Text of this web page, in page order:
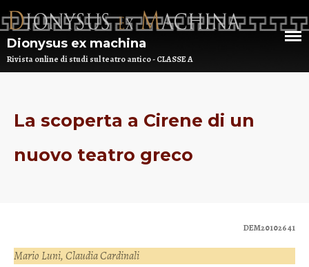
HOME
Dionysus ex machina
Rivista online di studi sul teatro antico - CLASSE A
La scoperta a Cirene di un
nuovo teatro greco
DEM20102641
Mario Luni, Claudia Cardinali